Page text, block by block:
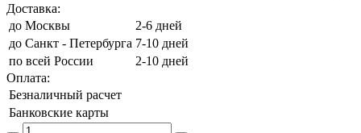
Доставка:
до Москвы
2-6 дней
до Санкт - Петербурга 7-10 дней
по всей России
2-10 дней
Оплата:
Безналичный расчет
Банковские карты